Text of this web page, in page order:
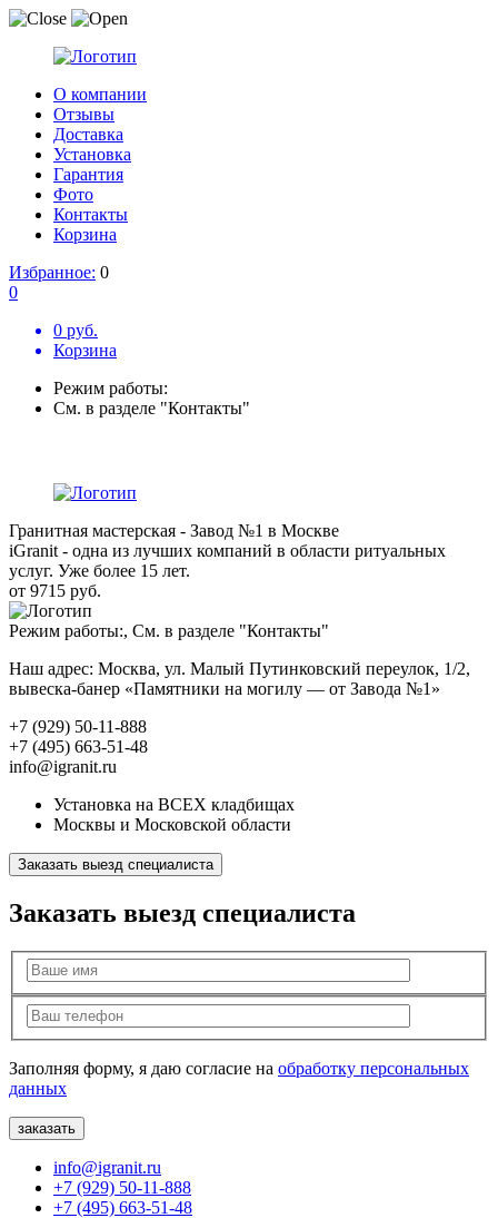
О компании
Отзывы
Доставка
Установка
Гарантия
Фото
Контакты
Корзина
Избранное: 0
0
0 руб.
Корзина
Режим работы:
См. в разделе "Контакты"
Гранитная мастерская - Завод №1 в Москве
iGranit - одна из лучших компаний в области ритуальных
услуг. Уже более 15 лет.
от 9715 руб.
Режим работы:, См. в разделе "Контакты"
Наш адрес: Москва, ул. Малый Путинковский переулок, 1/2,
вывеска-банер «Памятники на могилу — от Завода №1»
+7 (929) 50-11-888
+7 (495) 663-51-48
info@igranit.ru
Установка на ВСЕХ кладбищах
Москвы и Московской области
Заказать выезд специалиста
Заказать выезд специалиста
Заполняя форму, я даю согласие на обработку персональных
данных
info@igranit.ru
+7 (929) 50-11-888
+7 (495) 663-51-48